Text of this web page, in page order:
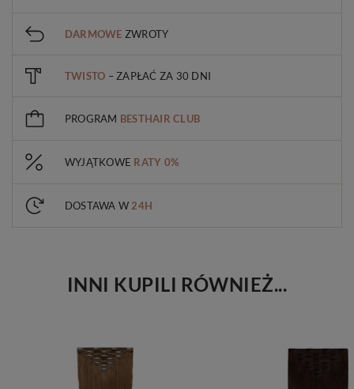
DARMOWE ZWROTY
TWISTO – ZAPŁAĆ ZA 30 DNI
PROGRAM BESTHAIR CLUB
WYJĄTKOWE RATY 0%
DOSTAWA W 24H
INNI KUPILI RÓWNIEŻ...